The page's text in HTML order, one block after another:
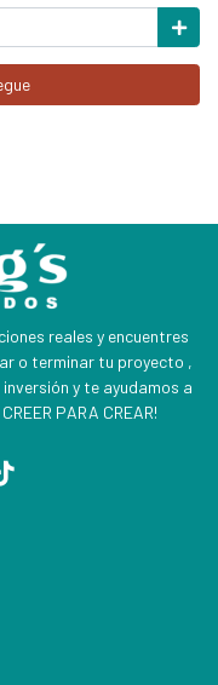
reales y encuentres
o terminar tu proyecto ,
y te ayudamos a
PARA CREAR!